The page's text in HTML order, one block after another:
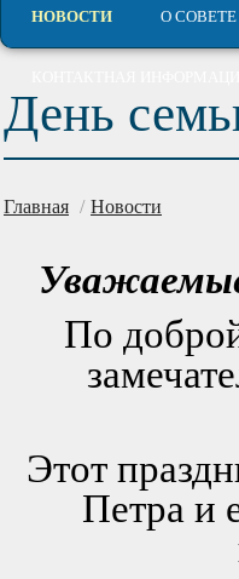
НОВОСТИ О СОВЕТЕ
День
Главная / Новости
По
Этот
Петра и